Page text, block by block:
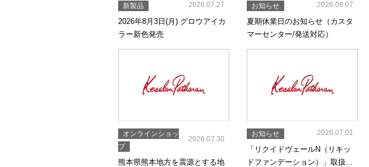
新製品 2026.07.27
2026年8月3日(月) グロウアイカ
ラー新色発売
お知らせ 2026.08.07
夏期休業日のお知らせ（カスタ
マーセンター/発送対応）
オンラインショッ
プ
2026.07.30
熊本県熊本地方を震源とする地
お知らせ 2026.07.01
「リクイドヴェールN（リキッ
ドファンデーション）」取扱...